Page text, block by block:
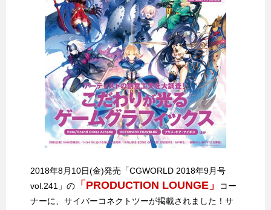
2018年8月10日(金)発売「CGWORLD 2018年9月号
vol.241」の
「PRODUCTION LOUNGE」
コー
ナーに、サイバーコネクトツーが掲載されました！サ